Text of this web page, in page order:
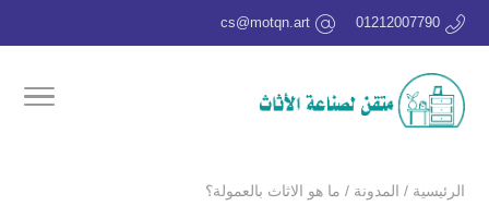
01212007790
cs@motqn.art
الرئيسية / المدونة / ما هو الاثاث بالعمولة؟